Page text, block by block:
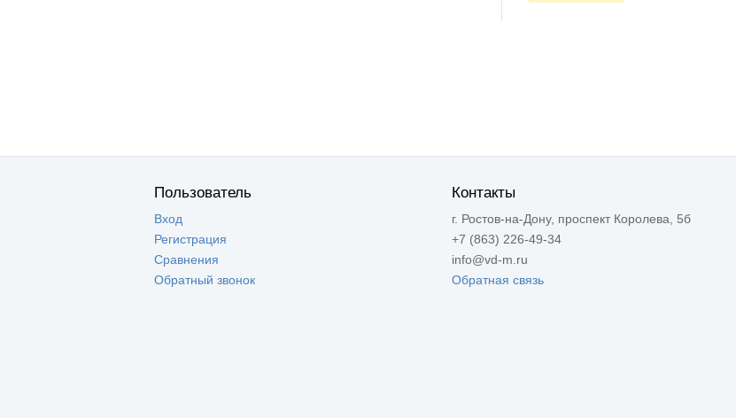
Пользователь
Вход
Регистрация
Сравнения
Обратный звонок
Контакты
г. Ростов-на-Дону, проспект Королева, 5б
+7 (863) 226-49-34
info@vd-m.ru
Обратная связь